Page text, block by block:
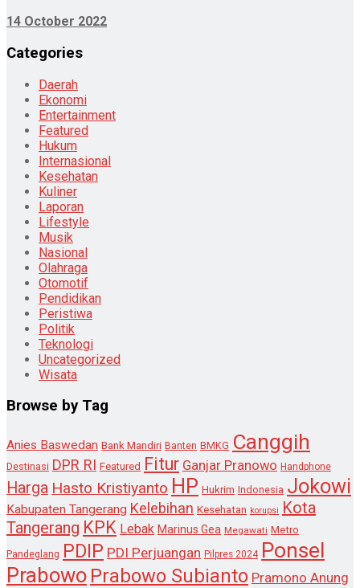
14 October 2022
Categories
Daerah
Ekonomi
Entertainment
Featured
Hukum
Internasional
Kesehatan
Kuliner
Laporan
Lifestyle
Musik
Nasional
Olahraga
Otomotif
Pendidikan
Peristiwa
Politik
Teknologi
Uncategorized
Wisata
Browse by Tag
Anies Baswedan Bank Mandiri Banten BMKG Canggih
Destinasi DPR RI Featured Fitur Ganjar Pranowo Handphone
Harga Hasto Kristiyanto HP Hukrim Indonesia Jokowi
Kabupaten Tangerang Kelebihan Kesehatan korupsi Kota
Tangerang KPK Lebak Marinus Gea Megawati Metro
Pandeglang PDIP PDI Perjuangan Pilpres 2024 Ponsel
Prabowo Prabowo Subianto Pramono Anung